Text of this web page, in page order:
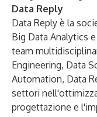
Data Reply
Data Reply è la
Big Data Analytics
team
Engineering, Data
Automation, Data
settori
progettazione e